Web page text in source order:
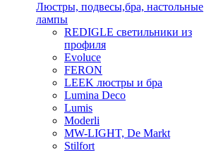
Люстры, подвесы,бра, настольные
лампы
REDIGLE светильники из
профиля
Evoluce
FERON
LEEK люстры и бра
Lumina Deco
Lumis
Moderli
MW-LIGHT, De Markt
Stilfort